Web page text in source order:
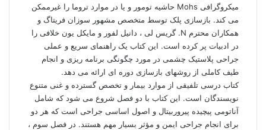
میکروگرافی Mohs حاشیه تومور و یا در موارد تروما را غیرممکن
می کند. بازسازی پلک توسط متخصص مشهور سوزان فریتاگ و
همکاران محترم N. گریس لی ، دانیل لفور و مایکل یون خلافی را
در ادبیات پر کرده است. این کتاب یک راهنمای سریع و عملی
جراحی پلاستیک چشمی در مورد چگونگی برنامه ریزی و انجام
طیف کاملی از روشهای بازسازی دوره ای ارائه می دهد.
کتاب درسی تلفیقی از موارد بیمار و تخصص گسترده و غنی متنوع
نویسندگان است. این کتاب با دو فصل شروع می شود که شامل
آناتومی پیچیده پیروربیتال و اصول اساسی جراحی است که هر دو
برای انجام جراحی ایمن و مؤثر بسیار مهم هستند. در فصل سوم ،